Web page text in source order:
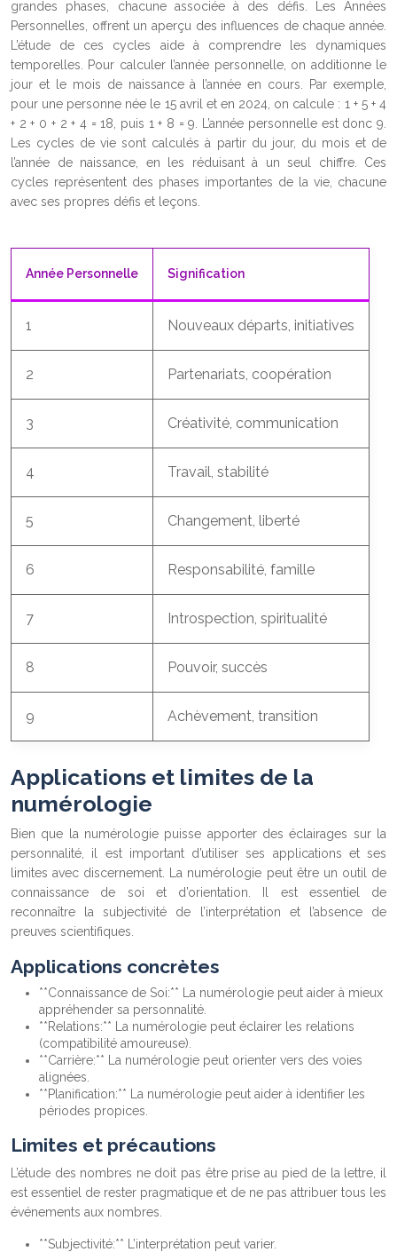
grandes phases, chacune associée à des défis. Les Années
Personnelles, offrent un aperçu des influences de chaque année.
L’étude de ces cycles aide à comprendre les dynamiques
temporelles. Pour calculer l’année personnelle, on additionne le
jour et le mois de naissance à l’année en cours. Par exemple,
pour une personne née le 15 avril et en 2024, on calcule : 1 + 5 + 4
+ 2 + 0 + 2 + 4 = 18, puis 1 + 8 = 9. L’année personnelle est donc 9.
Les cycles de vie sont calculés à partir du jour, du mois et de
l’année de naissance, en les réduisant à un seul chiffre. Ces
cycles représentent des phases importantes de la vie, chacune
avec ses propres défis et leçons.
Année Personnelle Signification
1 Nouveaux départs, initiatives
2 Partenariats, coopération
3 Créativité, communication
4 Travail, stabilité
5 Changement, liberté
6 Responsabilité, famille
7 Introspection, spiritualité
8 Pouvoir, succès
9 Achèvement, transition
Applications et limites de la
numérologie
Bien que la numérologie puisse apporter des éclairages sur la
personnalité, il est important d’utiliser ses applications et ses
limites avec discernement. La numérologie peut être un outil de
connaissance de soi et d’orientation. Il est essentiel de
reconnaître la subjectivité de l’interprétation et l’absence de
preuves scientifiques.
Applications concrètes
**Connaissance de Soi:** La numérologie peut aider à mieux
appréhender sa personnalité.
**Relations:** La numérologie peut éclairer les relations
(compatibilité amoureuse).
**Carrière:** La numérologie peut orienter vers des voies
alignées.
**Planification:** La numérologie peut aider à identifier les
périodes propices.
Limites et précautions
L’étude des nombres ne doit pas être prise au pied de la lettre, il
est essentiel de rester pragmatique et de ne pas attribuer tous les
événements aux nombres.
**Subjectivité:** L’interprétation peut varier.